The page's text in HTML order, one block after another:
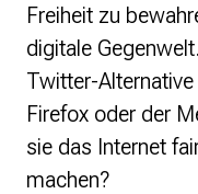
Freiheit zu
digitale
Twitter-
Firefox oder der
sie das Internet
machen?